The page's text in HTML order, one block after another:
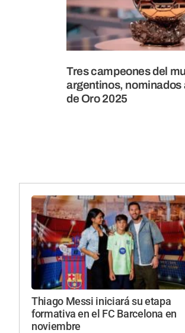
Tres campeones del
argentinos, nominados
de Oro 2025
Thiago Messi iniciará su etapa
formativa en el FC Barcelona en
noviembre